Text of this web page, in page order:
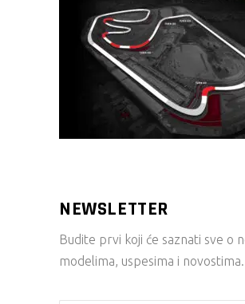
NEWSLETTER
Budite prvi koji će saznati sve o
modelima, uspesima i novostima.